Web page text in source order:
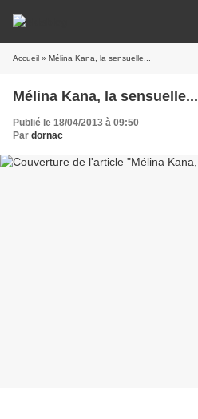
Accueil » Mélina Kana, la sensuelle...
Mélina Kana, la sensuelle...
Publié le 18/04/2013 à 09:50
Par dornac